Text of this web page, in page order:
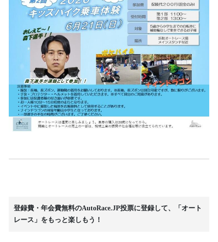
登録費・年会費無料のAutoRace.JP投票に登録して、「オート
レース」をもっと楽しもう！